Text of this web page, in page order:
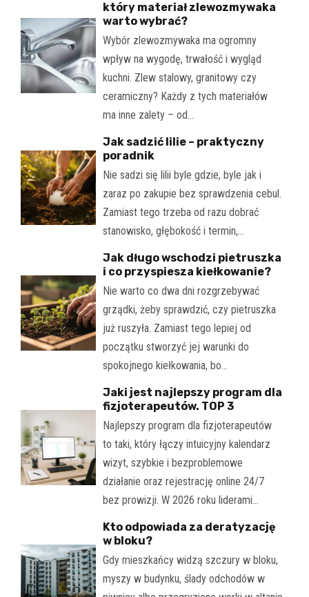
który materiał zlewozmywaka
warto wybrać?
Wybór zlewozmywaka ma ogromny
wpływ na wygodę, trwałość i wygląd
kuchni. Zlew stalowy, granitowy czy
ceramiczny? Każdy z tych materiałów
ma inne zalety – od…
Jak sadzić lilie – praktyczny
poradnik
Nie sadzi się lilii byle gdzie, byle jak i
zaraz po zakupie bez sprawdzenia cebul.
Zamiast tego trzeba od razu dobrać
stanowisko, głębokość i termin,…
Jak długo wschodzi pietruszka
i co przyspiesza kiełkowanie?
Nie warto co dwa dni rozgrzebywać
grządki, żeby sprawdzić, czy pietruszka
już ruszyła. Zamiast tego lepiej od
początku stworzyć jej warunki do
spokojnego kiełkowania, bo…
Jaki jest najlepszy program dla
fizjoterapeutów. TOP 3
Najlepszy program dla fizjoterapeutów
to taki, który łączy intuicyjny kalendarz
wizyt, szybkie i bezproblemowe
działanie oraz rejestrację online 24/7
bez prowizji. W 2026 roku liderami…
Kto odpowiada za deratyzację
w bloku?
Gdy mieszkańcy widzą szczury w bloku,
myszy w budynku, ślady odchodów w